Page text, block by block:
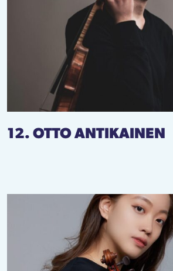
12. OTTO ANTIKAINEN